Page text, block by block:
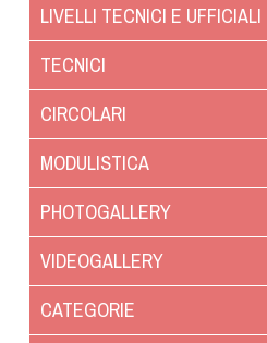
LIVELLI TECNICI E
TECNICI
CIRCOLARI
MODULISTICA
PHOTOGALLERY
VIDEOGALLERY
CATEGORIE
Modelli
Guida
Tiro di